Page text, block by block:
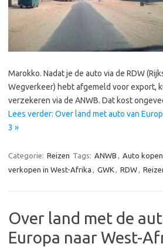
Marokko. Nadat je de auto via de RDW
Wegverkeer) hebt afgemeld voor export,
verzekeren via de ANWB. Dat kost
Lees verder: Over land met auto van
3 »
Categorie: Reizen Tags: ANWB Auto
verkopen in West-Afrika
GWK RDW
Over land met de
Europa naar West-